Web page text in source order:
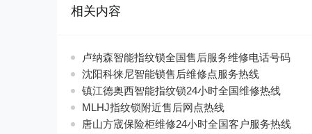
相关内容
卢纳森智能指纹锁全国售后服务维修电话号码
沈阳科徕尼智能锁售后维修点服务热线
镇江德奥西智能指纹锁24小时全国维修热线
MLHJ指纹锁附近售后网点热线
唐山方宬保险柜维修24小时全国客户服务热线